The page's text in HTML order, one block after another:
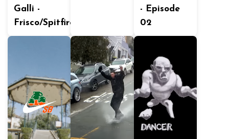
Galli -
Frisco/Spitfire
- Episode
02